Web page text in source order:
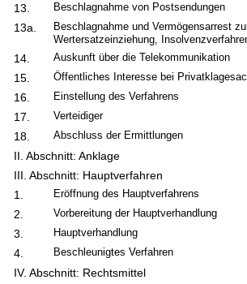
13. Beschlagnahme von Postsendungen
13a.
Beschlagnahme und Vermögensarrest
Wertersatzeinziehung,
14. Auskunft über die Telekommunikation
15. Öffentliches Interesse bei
16. Einstellung des Verfahrens
17. Verteidiger
18. Abschluss der Ermittlungen
II. Abschnitt: Anklage
III. Abschnitt: Hauptverfahren
1.
Eröffnung des Hauptverfahrens
2. Vorbereitung der Hauptverhandlung
3. Hauptverhandlung
4. Beschleunigtes Verfahren
IV. Abschnitt: Rechtsmittel